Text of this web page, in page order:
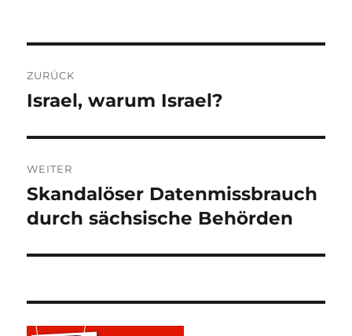
ZURÜCK
Vorheriger
Israel, warum Israel?
WEITER
Nächster
Beitrag:
Skandalöser Datenmissbrauch
durch sächsische Behörden